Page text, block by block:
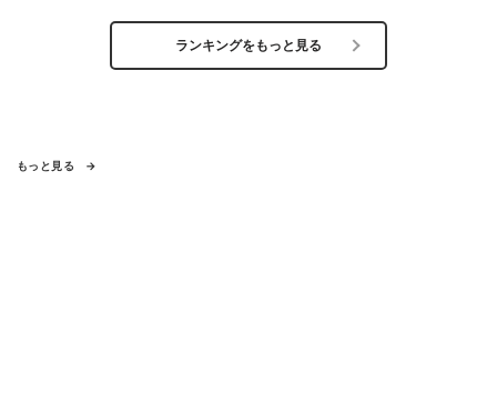
ランキングをもっと見る
もっと見る